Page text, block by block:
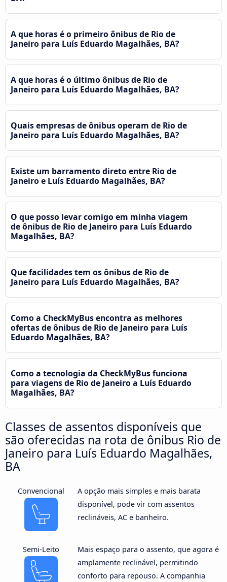
A que horas é o primeiro ônibus de Rio de
Janeiro para Luís Eduardo Magalhães, BA?
A que horas é o último ônibus de Rio de
Janeiro para Luís Eduardo Magalhães, BA?
Quais empresas de ônibus operam de Rio de
Janeiro para Luís Eduardo Magalhães, BA?
Existe um barramento direto entre Rio de
Janeiro e Luís Eduardo Magalhães, BA?
O que posso levar comigo em minha viagem
de ônibus de Rio de Janeiro para Luís Eduardo
Magalhães, BA?
Que facilidades tem os ônibus de Rio de
Janeiro para Luís Eduardo Magalhães, BA?
Como a CheckMyBus encontra as melhores
ofertas de ônibus de Rio de Janeiro para Luís
Eduardo Magalhães, BA?
Como a tecnologia da CheckMyBus funciona
para viagens de Rio de Janeiro a Luís Eduardo
Magalhães, BA?
Classes de assentos disponíveis que
são oferecidas na rota de ônibus Rio de
Janeiro para Luís Eduardo Magalhães,
BA
Convencional
A opção mais simples e mais barata
disponível, pode vir com assentos
reclináveis, AC e banheiro.
Semi-Leito
Mais espaço para o assento, que agora é
amplamente reclinável, permitindo
conforto para repouso. A companhia